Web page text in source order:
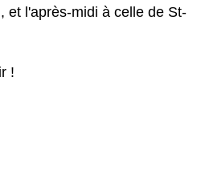
et l'après-midi à celle de St-
!